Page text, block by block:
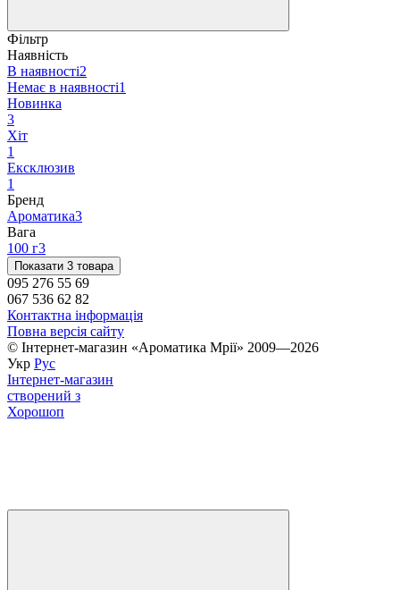
Фільтр
Наявність
В наявності2
Немає в наявності1
Новинка
3
Хіт
1
Ексклюзив
1
Бренд
Ароматика3
Вага
100 г3
Показати 3 товара
095 276 55 69
067 536 62 82
Контактна інформація
Повна версія сайту
© Інтернет-магазин «Ароматика Мрії» 2009—2026
Укр Рус
Інтернет-магазин
створений з
Хорошоп